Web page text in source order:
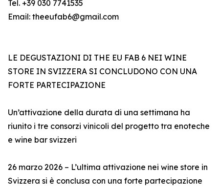
Tel. +39 030 7741535
Email: theeufab6@gmail.com
LE DEGUSTAZIONI DI THE EU FAB 6 NEI WINE
STORE IN SVIZZERA SI CONCLUDONO CON UNA
FORTE PARTECIPAZIONE
Un’attivazione della durata di una settimana ha
riunito i tre consorzi vinicoli del progetto tra enoteche
e wine bar svizzeri
26 marzo 2026 – L’ultima attivazione nei wine store in
Svizzera si è conclusa con una forte partecipazione